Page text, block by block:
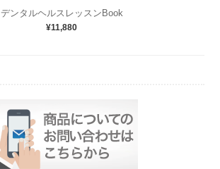
デンタルヘルスレッスンBook
¥11,880